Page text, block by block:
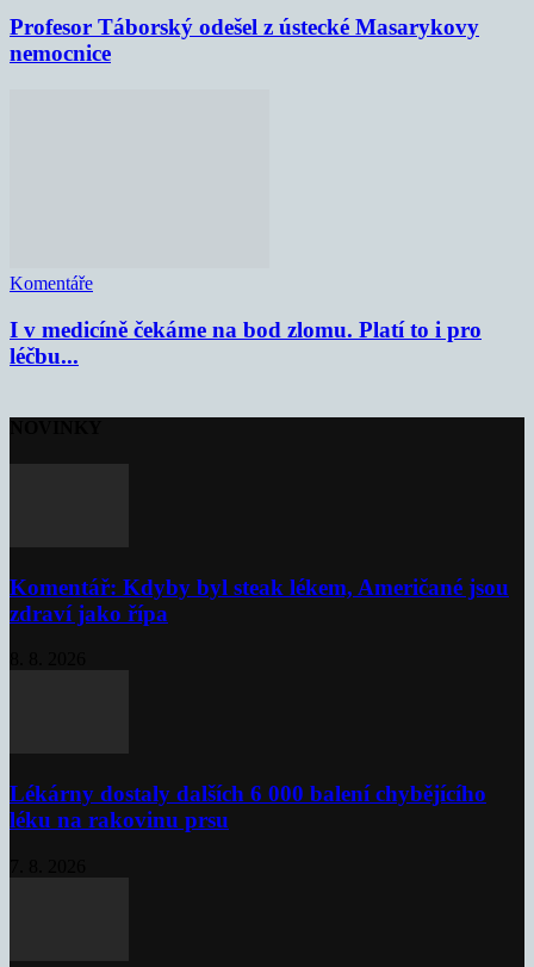
Profesor Táborský odešel z ústecké Masarykovy
nemocnice
Komentáře
I v medicíně čekáme na bod zlomu. Platí to i pro
léčbu...
Komentář: Kdyby byl steak lékem, Američané jsou
zdraví jako řípa
Lékárny dostaly dalších 6 000 balení chybějícího
léku na rakovinu prsu